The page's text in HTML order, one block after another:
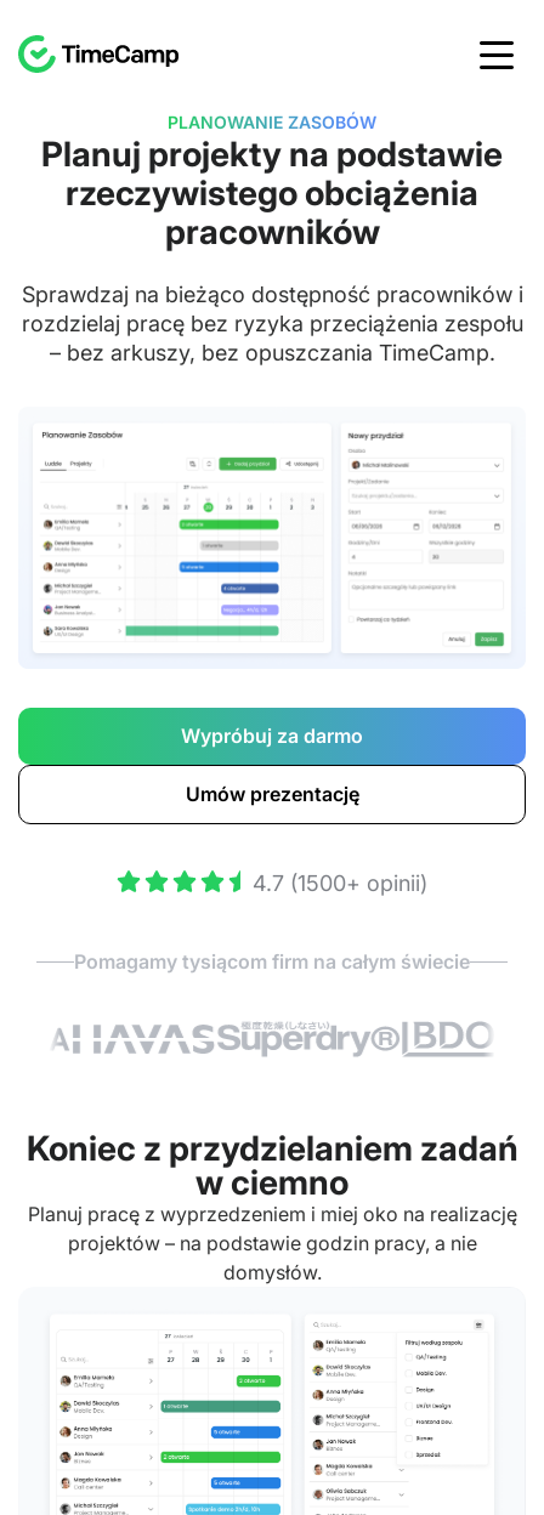
PLANOWANIE ZASOBÓW
Planuj projekty na podstawie
rzeczywistego obciążenia
pracowników
Sprawdzaj na bieżąco dostępność pracowników i
rozdzielaj pracę bez ryzyka przeciążenia zespołu
– bez arkuszy, bez opuszczania TimeCamp.
Wypróbuj za darmo
Umów prezentację
4.7 (1500+ opinii)
Pomagamy tysiącom firm na całym świecie
Koniec z przydzielaniem zadań
w ciemno
Planuj pracę z wyprzedzeniem i miej oko na realizację
projektów – na podstawie godzin pracy, a nie
domysłów.